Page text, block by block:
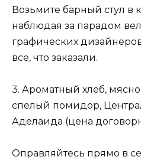
Возьмите барный стул в
наблюдая за парадом
графических
все, что заказали.
3. Ароматный хлеб,
спелый помидор,
Аделаида (цена
Оправляйтесь прямо в